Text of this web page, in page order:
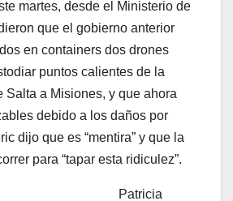
martes, desde el Ministerio de
que el gobierno anterior
en containers dos drones
puntos calientes de la
Salta a Misiones, y que ahora
debido a los daños por
dijo que es “mentira” y que la
para “tapar esta ridiculez”.
Patricia